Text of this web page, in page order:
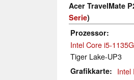
Acer TravelMate
Serie)
Prozessor
Intel Core i5-
Tiger Lake-UP3
Grafikkarte Intel